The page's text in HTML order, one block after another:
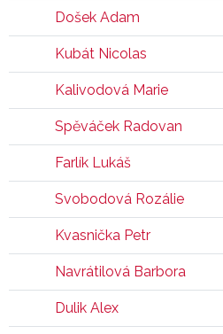
Došek Adam
Kubát Nicolas
Kalivodová Marie
Spěváček Radovan
Farlík Lukáš
Svobodová Rozálie
Kvasnička Petr
Navrátilová Barbora
Dulik Alex